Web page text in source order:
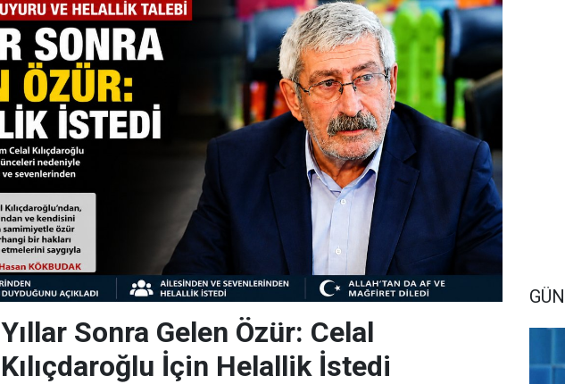
Yıllar Sonra Gelen Özür: Celal
Kılıçdaroğlu İçin Helallik İstedi